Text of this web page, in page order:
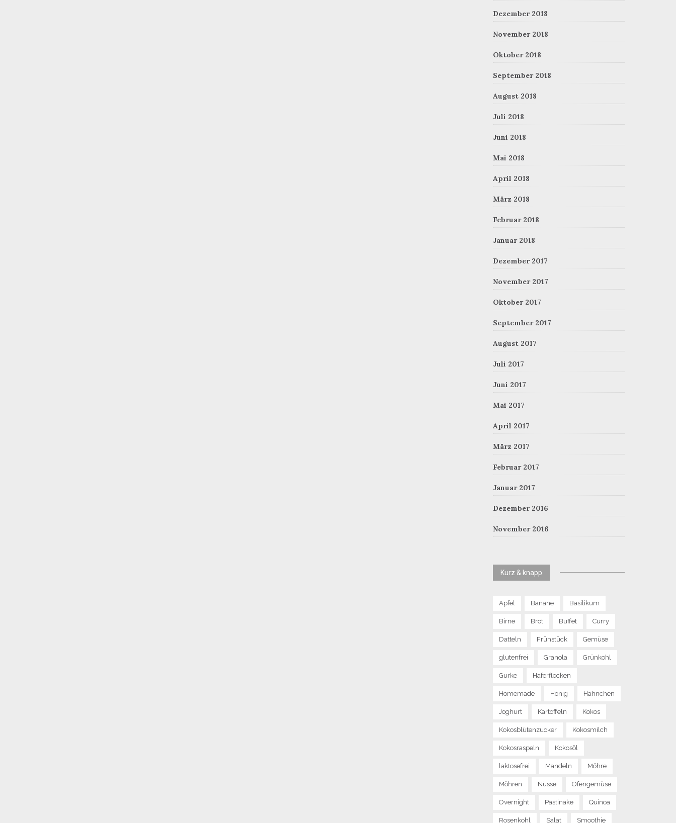
Dezember 2018
November 2018
Oktober 2018
September 2018
August 2018
Juli 2018
Juni 2018
Mai 2018
April 2018
März 2018
Februar 2018
Januar 2018
Dezember 2017
November 2017
Oktober 2017
September 2017
August 2017
Juli 2017
Juni 2017
Mai 2017
April 2017
März 2017
Februar 2017
Januar 2017
Dezember 2016
November 2016
Kurz & knapp
Apfel Banane Basilikum
Birne Brot Buffet Curry
Datteln Frühstück Gemüse
glutenfrei Granola Grünkohl
Gurke Haferflocken
Homemade Honig Hähnchen
Joghurt Kartoffeln Kokos
Kokosblütenzucker Kokosmilch
Kokosraspeln Kokosöl
laktosefrei Mandeln Möhre
Möhren Nüsse Ofengemüse
Overnight Pastinake Quinoa
Rosenkohl Salat Smoothie